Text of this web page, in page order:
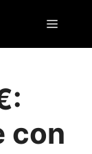
Menu
con